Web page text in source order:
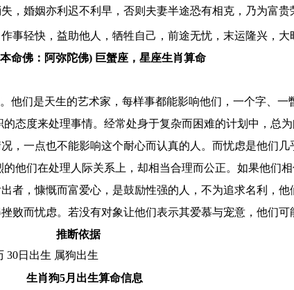
，婚姻亦利迟不利早，否则夫妻半途恐有相克，乃为富贵
事轻快，益助他人，牺牲自己，前途无忧，末运隆兴，大
命佛：阿弥陀佛) 巨蟹座，星座生肖算命
他们是天生的艺术家，每样事都能影响他们，一个字、
态度来处理事情。经常处身于复杂而困难的计划中，总
，一点也不能影响这个耐心而认真的人。而忧虑是他们
他们在处理人际关系上，却相当合理而公正。如果他们
者，慷慨而富爱心，是鼓励性强的人，不为追求名利，
败而忧虑。若没有对象让他们表示其爱慕与宠意，他们可
推断依据
30日出生 属狗出生
生肖狗5月出生算命信息